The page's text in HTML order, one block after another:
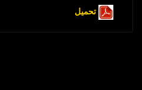
تحميل